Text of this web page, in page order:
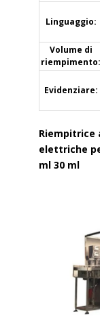
Linguaggio:
Volume di
riempimento:
Evidenziare:
elettriche
ml 30 ml